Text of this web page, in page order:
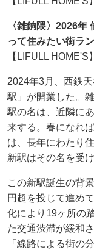
〈雑餉隈〉2026
って住みたい街ラ
【LIFULL
2024年3月、西鉄
駅」が開業した。
駅の名は、近隣に
来する。春になれ
は、長年にわたり
新駅はその名を受
この新駅誕生の背
円超を投じて進め
化により19ヶ所の
た交通渋滞が緩和
「線路による街の